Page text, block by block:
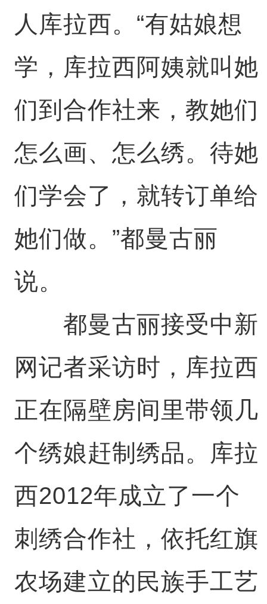
人库拉西。“有姑娘想
学，库拉西阿姨就叫她
们到合作社来，教她们
怎么画、怎么绣。待她
们学会了，就转订单给
她们做。”都曼古丽
说。
都曼古丽接受中新
网记者采访时，库拉西
正在隔壁房间里带领几
个绣娘赶制绣品。库拉
西2012年成立了一个
刺绣合作社，依托红旗
农场建立的民族手工艺